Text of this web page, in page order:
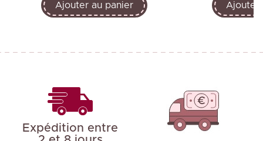
Ajouter au panier Ajouter
Expédition entre